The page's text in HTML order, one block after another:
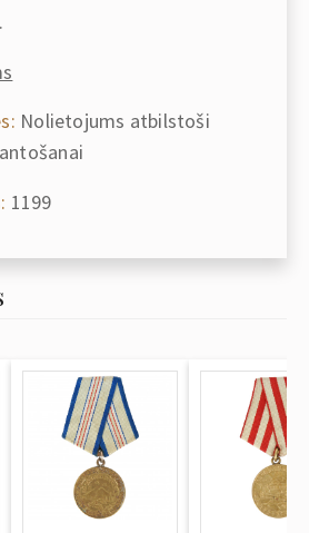
Nolietojums atbilstoši
1199